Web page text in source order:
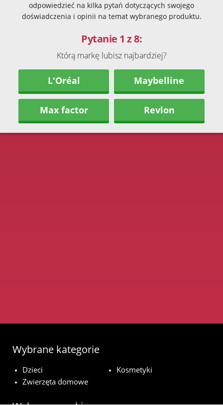
odpowiedzieć na kilka pytań dotyczących swojego
doświadczenia i opinii na temat wybranego produktu.
Pytanie 1 z 8:
Którą markę lubisz najbardziej?
L'Oréal Maybelline
Max factor Revlon
Wybrane kategorie
Dzieci
Kosmetyki
Zwierzęta domowe